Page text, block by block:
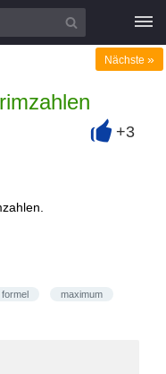
Nächste »
+3
formel maximum